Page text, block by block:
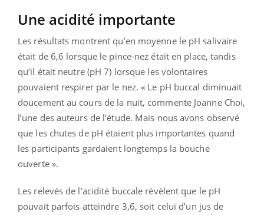
Une acidité importante
Les résultats montrent qu’en moyenne le pH salivaire
était de 6,6 lorsque le pince-nez était en place, tandis
qu’il était neutre (pH 7) lorsque les volontaires
pouvaient respirer par le nez. « Le pH buccal diminuait
doucement au cours de la nuit, commente Joanne Choi,
l’une des auteurs de l’étude. Mais nous avons observé
que les chutes de pH étaient plus importantes quand
les participants gardaient longtemps la bouche
ouverte ».
Les relevés de l’acidité buccale révèlent que le pH
pouvait parfois atteindre 3,6, soit celui d’un jus de